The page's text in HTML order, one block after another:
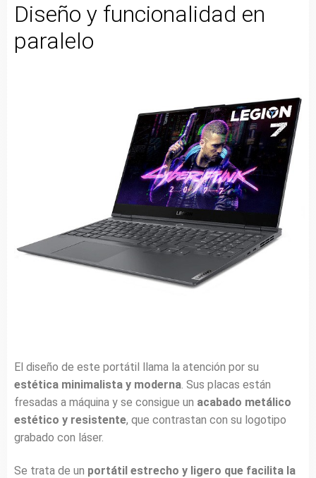
Diseño y funcionalidad en
paralelo
El diseño de este portátil llama la atención por su
estética minimalista y moderna . Sus placas están
fresadas a máquina y se consigue un acabado metálico
estético y resistente, que contrastan con su logotipo
grabado con láser.
Se trata de un portátil estrecho y ligero que facilita la